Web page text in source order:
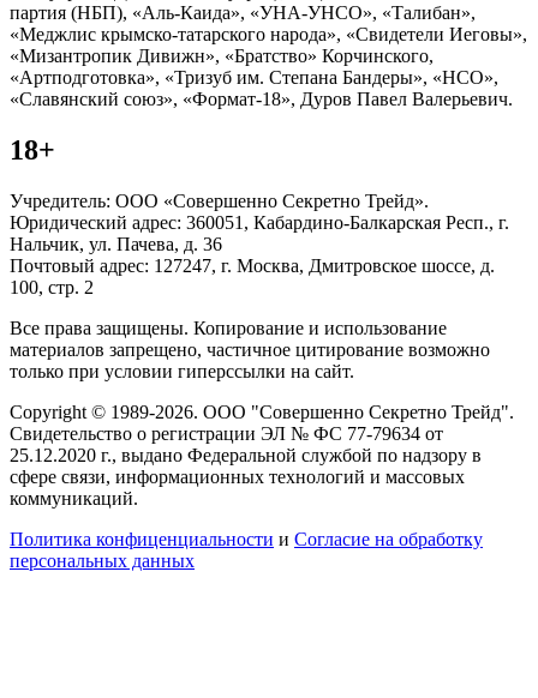
партия (НБП), «Аль-Каида», «УНА-УНСО», «Талибан»,
«Меджлис крымско-татарского народа», «Свидетели Иеговы»,
«Мизантропик Дивижн», «Братство» Корчинского,
«Артподготовка», «Тризуб им. Степана Бандеры», «НСО»,
«Славянский союз», «Формат-18», Дуров Павел Валерьевич.
18+
Учредитель: ООО «Совершенно Секретно Трейд».
Юридический адрес: 360051, Кабардино-Балкарская Респ., г.
Нальчик, ул. Пачева, д. 36
Почтовый адрес: 127247, г. Москва, Дмитровское шоссе, д.
100, стр. 2
Все права защищены. Копирование и использование
материалов запрещено, частичное цитирование возможно
только при условии гиперссылки на сайт.
Copyright © 1989-2026. ООО "Совершенно Секретно Трейд".
Свидетельство о регистрации ЭЛ № ФС 77-79634 от
25.12.2020 г., выдано Федеральной службой по надзору в
сфере связи, информационных технологий и массовых
коммуникаций.
Политика конфиценциальности и Согласие на обработку
персональных данных